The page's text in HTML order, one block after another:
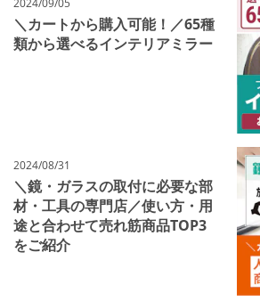
＼カートから購入可能！／65種
類から選べるインテリアミラー
2024/09/05
＼鏡・ガラスの取付に必要な部
材・工具の専門店／使い方・用
途と合わせて売れ筋商品TOP3
をご紹介
2024/08/31